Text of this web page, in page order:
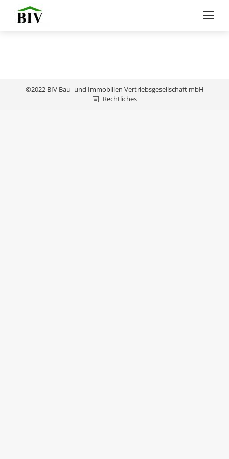
©2022 BIV Bau- und Immobilien Vertriebsgesellschaft mbH
Rechtliches